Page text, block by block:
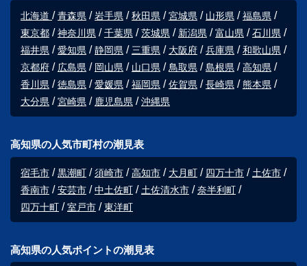
北海道 青森県 岩手県 秋田県 宮城県 山形県
福島県
東京都
神奈川県 千葉県 茨城県 新潟県 富山県
石川県
福井県
愛知県 静岡県 三重県 大阪府 兵庫県
和歌山県
京都府
広島県 岡山県 山口県 鳥取県 島根県
高知県
香川県
徳島県 愛媛県 福岡県 佐賀県 長崎県
熊本県
大分県
宮崎県 鹿児島県 沖縄県
高知県の人気市町村の潮見表
宿毛市 黒潮町 須崎市 高知市 大月町 四万十市
土佐市
香南市
安芸市 中土佐町 土佐清水市
奈半利町
四万十町
室戸市 東洋町
高知県の人気ポイントの潮見表